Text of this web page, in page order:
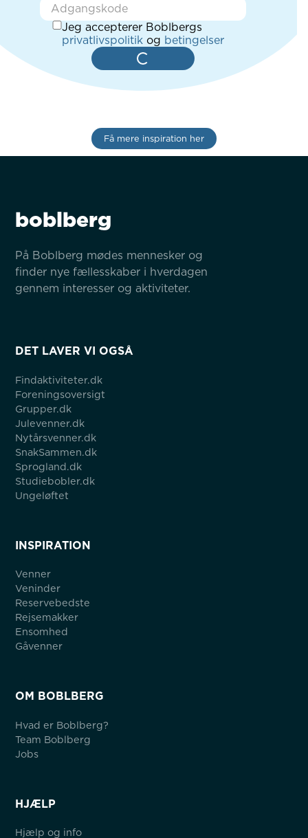
Jeg accepterer Boblbergs
privatlivspolitik og betingelser
Få mere inspiration her
boblberg
På Boblberg mødes mennesker og
finder nye fællesskaber i hverdagen
gennem interesser og aktiviteter.
DET LAVER VI OGSÅ
Findaktiviteter.dk
Foreningsoversigt
Grupper.dk
Julevenner.dk
Nytårsvenner.dk
SnakSammen.dk
Sprogland.dk
Studiebobler.dk
Ungeløftet
INSPIRATION
Venner
Veninder
Reservebedste
Rejsemakker
Ensomhed
Gåvenner
OM BOBLBERG
Hvad er Boblberg?
Team Boblberg
Jobs
HJÆLP
Hjælp og info